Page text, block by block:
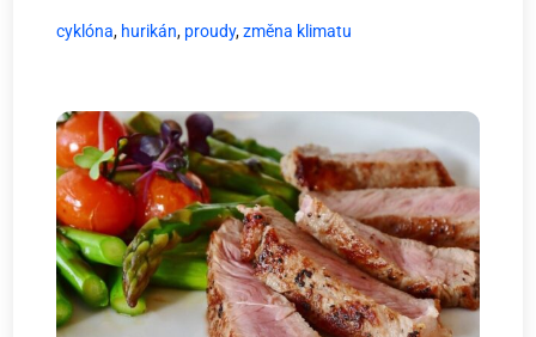
cyklóna, hurikán, proudy,změna klimatu